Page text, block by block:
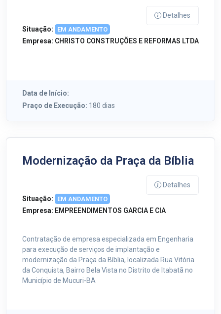
Detalhes
Situação:
EM ANDAMENTO
Empresa: CHRISTO CONSTRUÇÕES E REFORMAS LTDA
Data de Início:
Praço de Execução: 180 dias
Modernização da Praça da Bíblia
Detalhes
Situação:
EM ANDAMENTO
Empresa: EMPREENDIMENTOS GARCIA E CIA
Contratação de empresa especializada em Engenharia
para execução de serviços de implantação e
modernização da Praça da Bíblia, localizada Rua Vitória
da Conquista, Bairro Bela Vista no Distrito de Itabatã no
Município de Mucuri-BA